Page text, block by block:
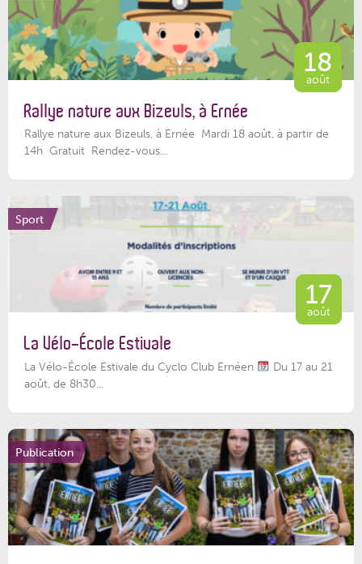
18
août
Rallye nature aux Bizeuls, à Ernée
Rallye nature aux Bizeuls, à Ernée Mardi 18 août, à partir de
14h Gratuit Rendez-vous...
Sport
17
août
La Vélo-École Estivale
La Vélo-École Estivale du Cyclo Club Ernéen
Du 17 au 21
août, de 8h30...
Publication